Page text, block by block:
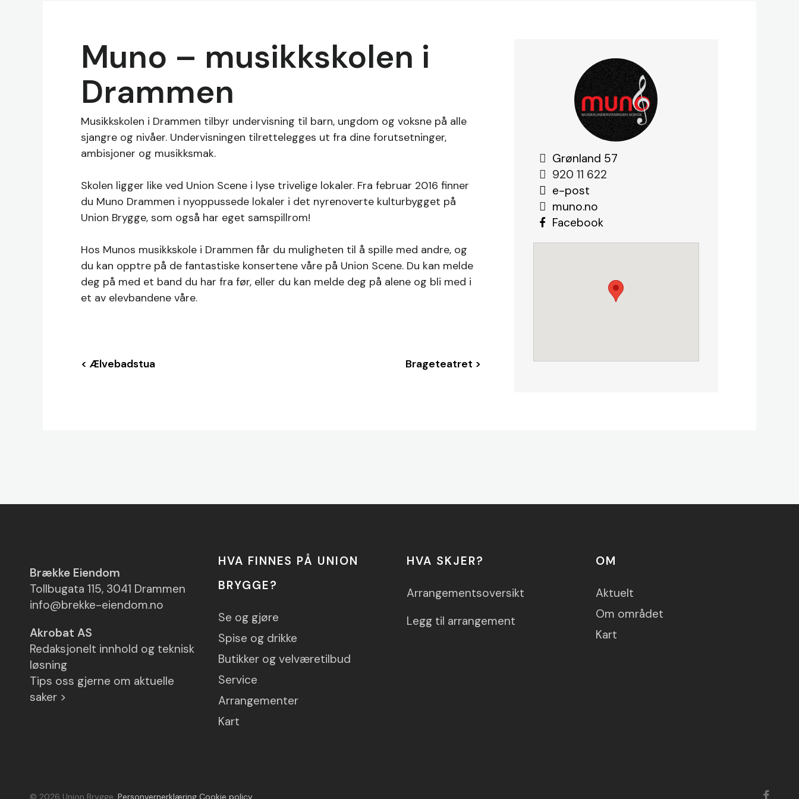
Muno – musikkskolen i
Drammen
Musikkskolen i Drammen tilbyr undervisning til barn, ungdom og voksne på alle
sjangre og nivåer. Undervisningen tilrettelegges ut fra dine forutsetninger,
ambisjoner og musikksmak.
Skolen ligger like ved Union Scene i lyse trivelige lokaler. Fra februar 2016 finner
du Muno Drammen i nyoppussede lokaler i det nyrenoverte kulturbygget på
Union Brygge, som også har eget samspillrom!
Hos Munos musikkskole i Drammen får du muligheten til å spille med andre, og
du kan opptre på de fantastiske konsertene våre på Union Scene. Du kan melde
deg på med et band du har fra før, eller du kan melde deg på alene og bli med i
et av elevbandene våre.
< Ælvebadstua Brageteatret >
Grønland 57
920 11 622
e-post
muno.no
Facebook
Brække Eiendom
Tollbugata 115, 3041 Drammen
info@brekke-eiendom.no
Akrobat AS
Redaksjonelt innhold og teknisk
løsning
Tips oss gjerne om aktuelle
saker >
HVA FINNES PÅ UNION
BRYGGE?
Se og gjøre
Spise og drikke
Butikker og velværetilbud
Service
Arrangementer
Kart
HVA SKJER?
Arrangementsoversikt
Legg til arrangement
OM
Aktuelt
Om området
Kart
© 2026 Union Brygge. Personvernerklæring Cookie policy facebook